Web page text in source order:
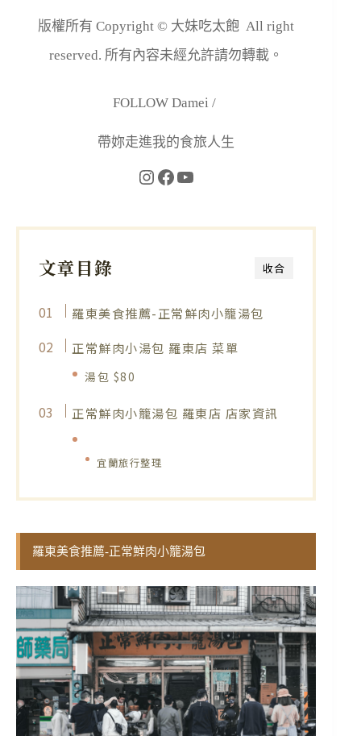
版權所有 Copyright © 大妹吃太飽 All right
reserved. 所有內容未經允許請勿轉載。
FOLLOW Damei /
帶妳走進我的食旅人生
收合
文章目錄
羅東美食推薦-正常鮮肉小籠湯包
正常鮮肉小湯包 羅東店 菜單
湯包 $80
正常鮮肉小籠湯包 羅東店 店家資訊
宜蘭旅行整理
羅東美食推薦-正常鮮肉小籠湯包